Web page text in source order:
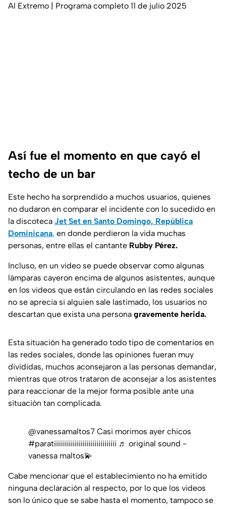
Al Extremo | Programa completo 11 de julio 2025
Así fue el momento en que cayó el
techo de un bar
Este hecho ha sorprendido a muchos usuarios, quienes
no dudaron en comparar el incidente con lo sucedido en
la discoteca Jet Set en Santo Domingo, República
Dominicana, en donde perdieron la vida muchas
personas, entre ellas el cantante Rubby Pérez.
Incluso, en un video se puede observar como algunas
lámparas cayeron encima de algunos asistentes, aunque
en los videos que están circulando en las redes sociales
no se aprecia si alguien sale lastimado, los usuarios no
descartan que exista una persona gravemente herida.
Esta situación ha generado todo tipo de comentarios en
las redes sociales, donde las opiniones fueran muy
divididas, muchos aconsejaron a las personas demandar,
mientras que otros trataron de aconsejar a los asistentes
para reaccionar de la mejor forma posible ante una
situación tan complicada.
@vanessamaltos7 Casi morimos ayer chicos
#paratiiiiiiiiiiiiiiiiiiiiiiiiiiiiiii ♬ original sound -
vanessa maltos💫
Cabe mencionar que el establecimiento no ha emitido
ninguna declaración al respecto, por lo que los videos
son lo único que se sabe hasta el momento, tampoco se